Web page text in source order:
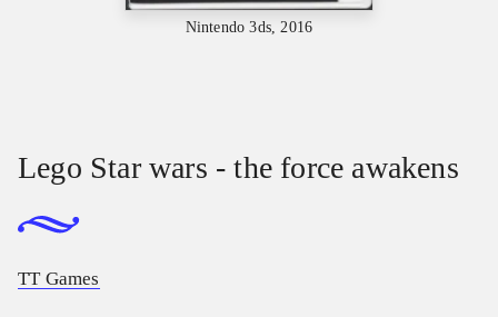
Nintendo 3ds, 2016
Lego Star wars - the force awakens
TT Games